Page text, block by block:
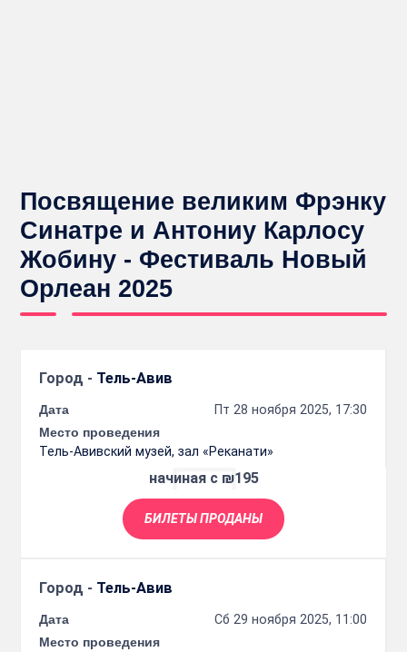
Посвящение великим Фрэнку
Синатре и Антониу Карлосу
Жобину - Фестиваль Новый
Орлеан 2025
Город - Тель-Авив
Дата
Пт 28 ноября 2025, 17:30
Место проведения
Тель-Авивский музей, зал «Реканати»
начиная с ₪195
БИЛЕТЫ ПРОДАНЫ
Город - Тель-Авив
Дата
Сб 29 ноября 2025, 11:00
Место проведения